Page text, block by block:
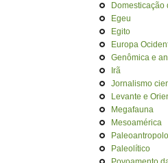
Domesticação
Egeu
Egito
Europa
Genômica e
Irã
Jornalismo
Levante e
Megafauna
Mesoamérica
Paleolítico